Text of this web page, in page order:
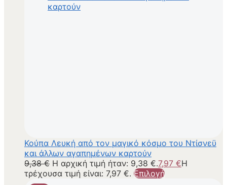
Κούπα Λευκή από τον μαγικό κόσμο του Ντίσνεϋ
και άλλων αγαπημένων καρτούν
9,38€ Η αρχική τιμή ήταν: 9,38 €.7,97 €Η
τρέχουσα τιμή είναι: 7,97 €. Επιλογή